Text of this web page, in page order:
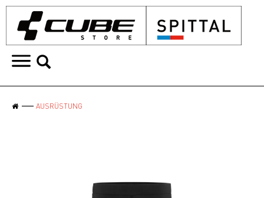
AUSRÜSTUNG